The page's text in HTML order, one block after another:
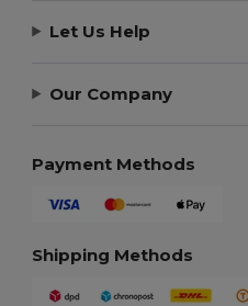
Let Us Help
Our Company
Payment Methods
Shipping Methods